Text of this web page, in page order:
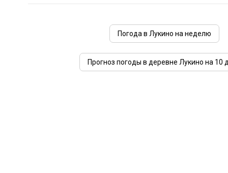
Погода в Лукино на неделю
Прогноз погоды в деревне Лукино на 10